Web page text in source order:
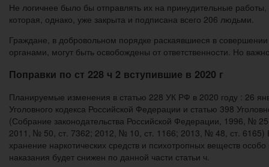
Не логичнее было бы отправлять их на принудительные
которая, однако, уже закрыта и подписана всего 206 людьми.
Граждане, в добровольном порядке раскаявшиеся в
органами, могут быть освобождены от ответственности. Но
Поправки по ст 228 ч 2 вступившие в 2020 г
Планируемые изменения в статью 228 УК РФ в 2020 году : 26
Уголовного кодекса Российской Федерации и статью 398
(Собрание законодательства Российской Федерации, 1996,
2011, № 50, ст. 7362; 2012, № 10, ст. 1166; 2013, № 48, ст. 6165)
хранение наркотических средств и психотропных веществ
наказания будет снижен по данной части статьи ч.